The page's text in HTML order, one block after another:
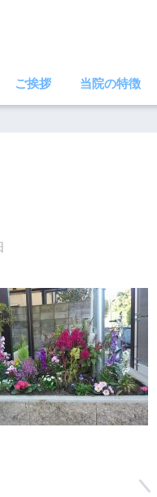
ご挨拶 当院の特徴